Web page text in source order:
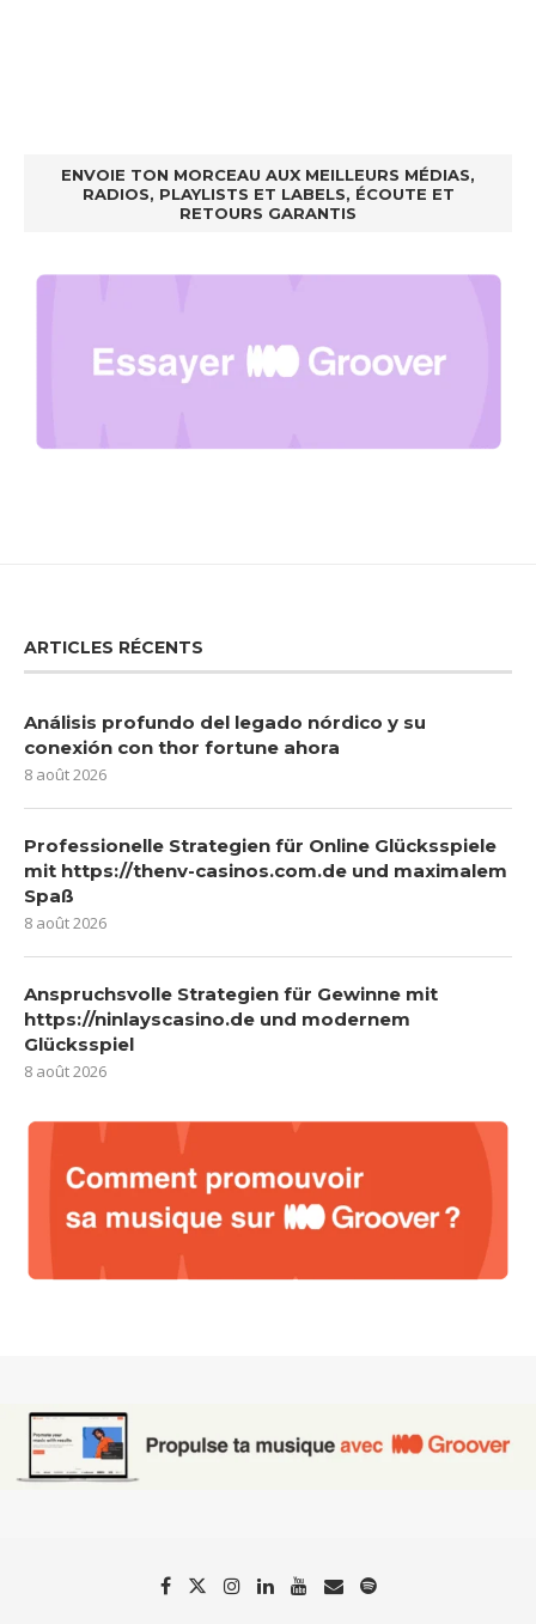
ENVOIE TON MORCEAU AUX MEILLEURS MÉDIAS,
RADIOS, PLAYLISTS ET LABELS, ÉCOUTE ET
RETOURS GARANTIS
ARTICLES RÉCENTS
Análisis profundo del legado nórdico y su
conexión con thor fortune ahora
8 août 2026
Professionelle Strategien für Online Glücksspiele
mit https://thenv-casinos.com.de und maximalem
Spaß
8 août 2026
Anspruchsvolle Strategien für Gewinne mit
https://ninlayscasino.de und modernem
Glücksspiel
8 août 2026